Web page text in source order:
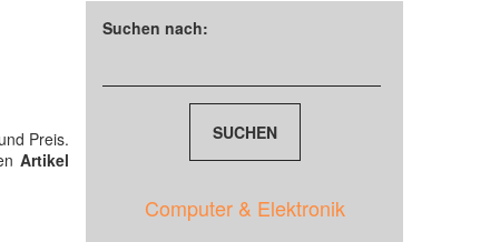
Preis.
Artikel
Suchen nach:
Computer & Elektronik